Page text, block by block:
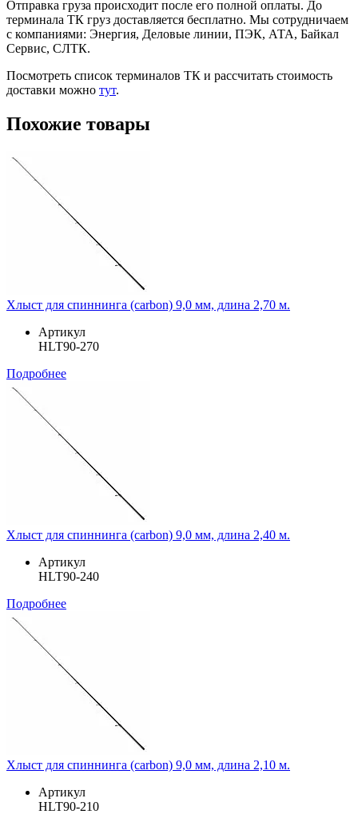
Отправка груза происходит после его полной оплаты. До
терминала ТК груз доставляется бесплатно. Мы сотрудничаем
с компаниями: Энергия, Деловые линии, ПЭК, АТА, Байкал
Сервис, СЛТК.
Посмотреть список терминалов ТК и рассчитать стоимость
доставки можно тут.
Похожие товары
Хлыст для спиннинга (carbon) 9,0 мм, длина 2,70 м.
Артикул
HLT90-270
Подробнее
Хлыст для спиннинга (carbon) 9,0 мм, длина 2,40 м.
Артикул
HLT90-240
Подробнее
Хлыст для спиннинга (carbon) 9,0 мм, длина 2,10 м.
Артикул
HLT90-210